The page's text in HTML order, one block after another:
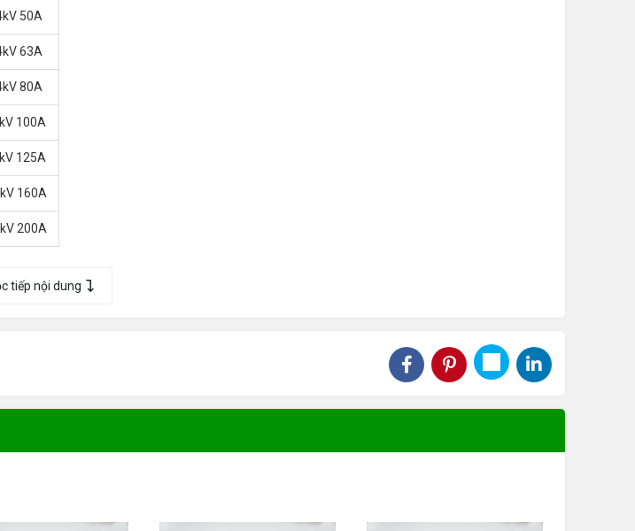
50A
63A
80A
100A
125A
160A
200A
Khách hàng đặt mua các sản phẩm khác của hoặc với số lượng
tiếp nội dung